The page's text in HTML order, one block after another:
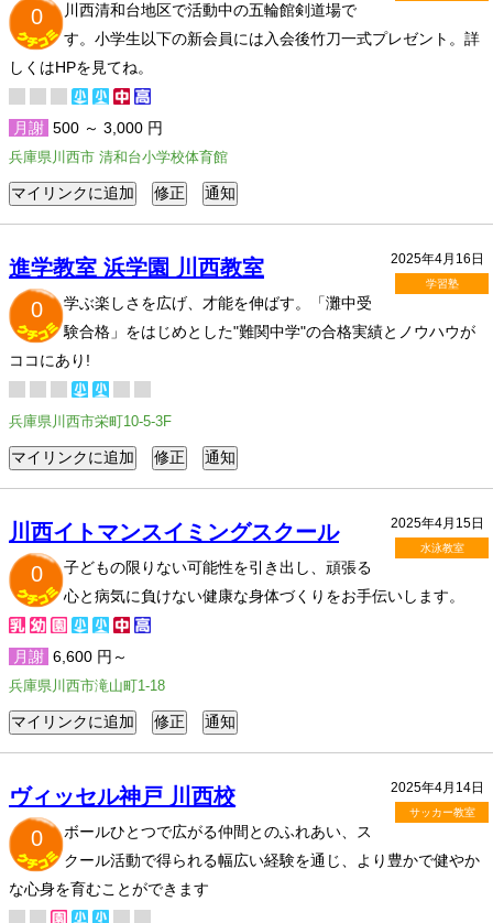
0
川西清和台地区で活動中の五輪館剣道場で
す。小学生以下の新会員には入会後竹刀一式プレゼント。詳
しくはHPを見てね。
月謝 500 ～ 3,000 円
兵庫県川西市 清和台小学校体育館
2025年4月16日
学習塾
進学教室 浜学園 川西教室
0
学ぶ楽しさを広げ、才能を伸ばす。「灘中受
験合格」をはじめとした"難関中学"の合格実績とノウハウが
ココにあり!
兵庫県川西市栄町10-5-3F
2025年4月15日
水泳教室
川西イトマンスイミングスクール
0
子どもの限りない可能性を引き出し、頑張る
心と病気に負けない健康な身体づくりをお手伝いします。
月謝 6,600 円～
兵庫県川西市滝山町1-18
2025年4月14日
サッカー教室
ヴィッセル神戸 川西校
0
ボールひとつで広がる仲間とのふれあい、ス
クール活動で得られる幅広い経験を通じ、より豊かで健やか
な心身を育むことができます